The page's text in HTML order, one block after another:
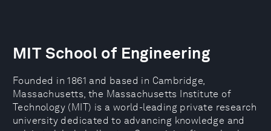
MIT School of Engineering
Founded in 1861 and based in Cambridge,
Massachusetts, the Massachusetts Institute of
Technology (MIT) is a world-leading private research
university dedicated to advancing knowledge and